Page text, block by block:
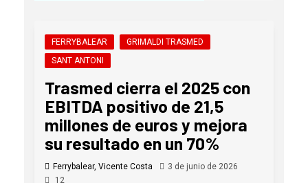
FERRYBALEAR
GRIMALDI TRASMED
SANT ANTONI
Trasmed cierra el 2025 con
EBITDA positivo de 21,5
millones de euros y mejora
su resultado en un 70%
Ferrybalear, Vicente Costa
3 de junio de 2026
12